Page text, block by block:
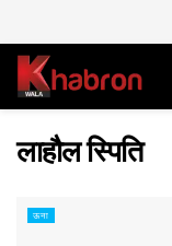
लाहौल स्पिति
ऊना